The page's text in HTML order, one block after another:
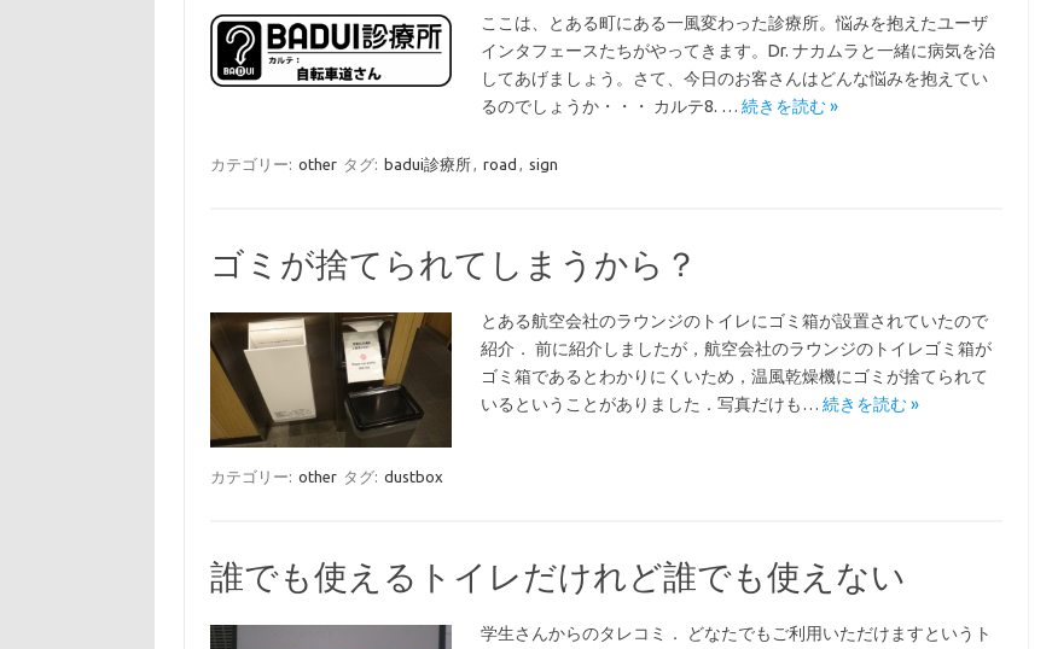
ここは、とある町にある一風変わった診療所。悩みを抱えたユーザ
インタフェースたちがやってきます。Dr. ナカムラと一緒に病気を治
してあげましょう。さて、今日のお客さんはどんな悩みを抱えてい
るのでしょうか・・・ カルテ8. … 続きを読む »
カテゴリー: other タグ: badui診療所 road sign
ゴミが捨てられてしまうから？
とある航空会社のラウンジのトイレにゴミ箱が設置されていたので
紹介． 前に紹介しましたが，航空会社のラウンジのトイレゴミ箱が
ゴミ箱であるとわかりにくいため，温風乾燥機にゴミが捨てられて
いるということがありました．写真だけも… 続きを読む »
カテゴリー: other タグ: dustbox
誰でも使えるトイレだけれど誰でも使えない
学生さんからのタレコミ． どなたでもご利用いただけますというト